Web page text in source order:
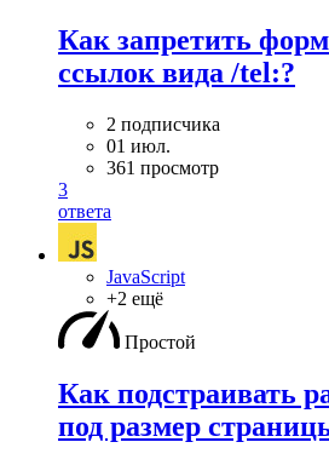
Как запретить
ссылок вида /tel:?
2 подписчика
01 июл.
361 просмотр
3
ответа
JavaScript
+2 ещё
Простой
Как подстраивать
под размер